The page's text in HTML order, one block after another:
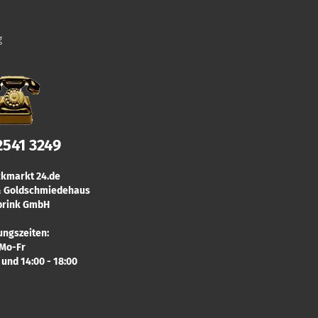
3249
24.de
Goldschmiedehaus
GmbH
Fr
14:00 - 18:00